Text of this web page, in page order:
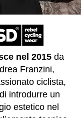
nel 2015 da
Franzini,
ciclista,
introdurre un
estetico nel